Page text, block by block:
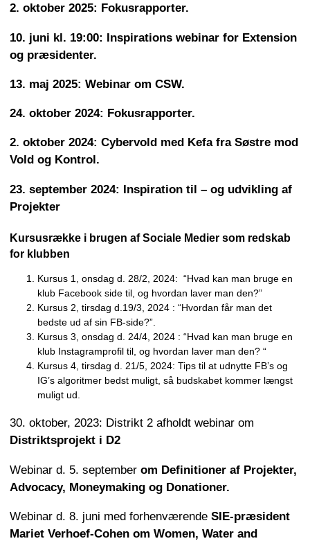
2. oktober 2025: Fokusrapporter.
10. juni kl. 19:00: Inspirations webinar for Extension
og præsidenter.
13. maj 2025: Webinar om CSW.
24. oktober 2024: Fokusrapporter.
2. oktober 2024: Cybervold med Kefa fra Søstre mod
Vold og Kontrol.
23. september 2024: Inspiration til – og udvikling af
Projekter
Kursusrække i brugen af Sociale Medier som redskab
for klubben
Kursus 1, onsdag d. 28/2, 2024: “Hvad kan man bruge en
klub Facebook side til, og hvordan laver man den?”
Kursus 2, tirsdag d.19/3, 2024 : “Hvordan får man det
bedste ud af sin FB-side?”.
Kursus 3, onsdag d. 24/4, 2024 : “Hvad kan man bruge en
klub Instagramprofil til, og hvordan laver man den? “
Kursus 4, tirsdag d. 21/5, 2024: Tips til at udnytte FB’s og
IG’s algoritmer bedst muligt, så budskabet kommer længst
muligt ud.
30. oktober, 2023: Distrikt 2 afholdt webinar om
Distriktsprojekt i D2
Webinar d. 5. september om Definitioner af Projekter,
Advocacy, Moneymaking og Donationer.
Webinar d. 8. juni med forhenværendeSIE-præsident
Mariet Verhoef-Cohen om Women, Water and